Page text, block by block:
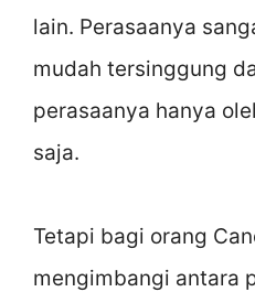
lain. Perasaanya
mudah tersinggung
perasaanya hanya
saja.
Tetapi bagi orang
mengimbangi antara